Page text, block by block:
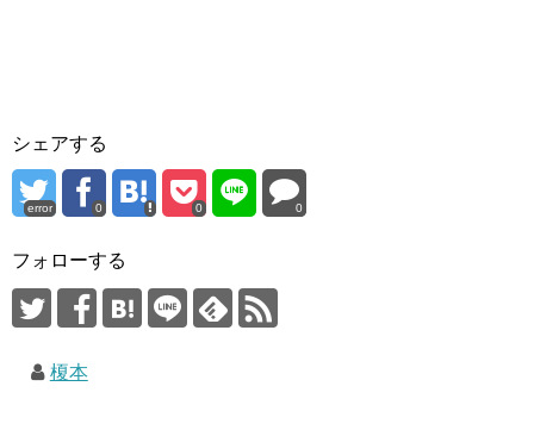
シェアする
error 0 0 0
フォローする
榎本